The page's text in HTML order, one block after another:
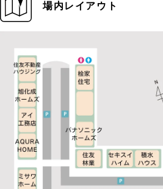
場内レイアウト